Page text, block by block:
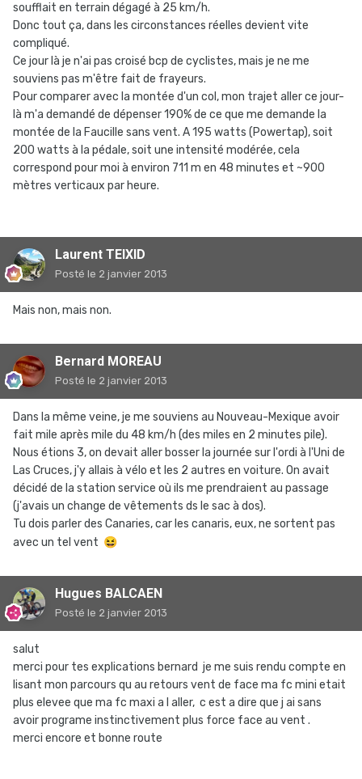
soufflait en terrain dégagé à 25 km/h.
Donc tout ça, dans les circonstances réelles devient vite
compliqué.
Ce jour là je n'ai pas croisé bcp de cyclistes, mais je ne me
souviens pas m'être fait de frayeurs.
Pour comparer avec la montée d'un col, mon trajet aller ce jour-
là m'a demandé de dépenser 190% de ce que me demande la
montée de la Faucille sans vent. A 195 watts (Powertap), soit
200 watts à la pédale, soit une intensité modérée, cela
correspond pour moi à environ 711 m en 48 minutes et ~900
mètres verticaux par heure.
Laurent TEIXID
Posté le 2 janvier 2013
Mais non, mais non.
Bernard MOREAU
Posté le 2 janvier 2013
Dans la même veine, je me souviens au Nouveau-Mexique avoir
fait mile après mile du 48 km/h (des miles en 2 minutes pile).
Nous étions 3, on devait aller bosser la journée sur l'ordi à l'Uni de
Las Cruces, j'y allais à vélo et les 2 autres en voiture. On avait
décidé de la station service où ils me prendraient au passage
(j'avais un change de vêtements ds le sac à dos).
Tu dois parler des Canaries, car les canaris, eux, ne sortent pas
avec un tel vent 😆
Hugues BALCAEN
Posté le 2 janvier 2013
salut
merci pour tes explications bernard je me suis rendu compte en
lisant mon parcours qu au retours vent de face ma fc mini etait
plus elevee que ma fc maxi a l aller, c est a dire que j ai sans
avoir programe instinctivement plus force face au vent .
merci encore et bonne route